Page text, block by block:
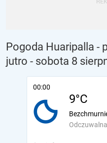
Pogoda Huaripalla -
jutro - sobota 8
00:00
9°C
Odczuwalna